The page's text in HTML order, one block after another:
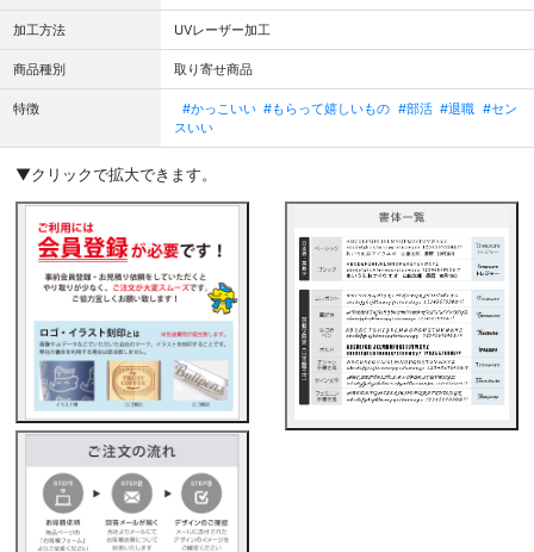
加工方法 UVレーザー加工
商品種別 取り寄せ商品
特徴 #かっこいい #もらって嬉しいもの #部活 #退職 #セン
スいい
▼クリックで拡大できます。